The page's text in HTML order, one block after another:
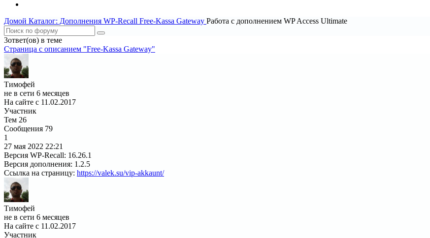
Домой Каталог: Дополнения WP-Recall Free-Kassa Gateway Работа с дополнением WP Access Ultimate
3ответ(ов) в теме
Страница c описанием "Free-Kassa Gateway"
Тимофей
не в сети 6 месяцев
На сайте с 11.02.2017
Участник
Тем 26
Сообщения 79
1
27 мая 2022 22:21
Версия WP-Recall: 16.26.1
Версия дополнения: 1.2.5
Ссылка на страницу: https://valek.su/vip-akkaunt/
Тимофей
не в сети 6 месяцев
На сайте с 11.02.2017
Участник